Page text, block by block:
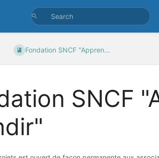
Fondation SNCF "Appren...
SNCF